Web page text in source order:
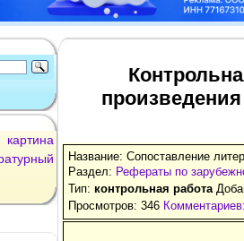
картина
Название: Сопоставление
Раздел: Рефераты по
Тип: контрольная работа
Просмотров: 346